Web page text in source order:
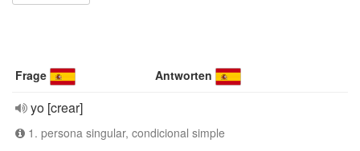
Frage Antworten
yo [crear]
1. persona singular, condicional simple